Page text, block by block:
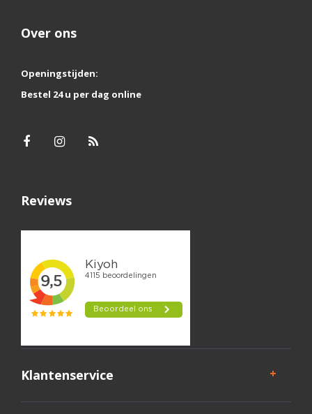
Over ons
Openingstijden:
Bestel 24 u per dag online
Reviews
Klantenservice